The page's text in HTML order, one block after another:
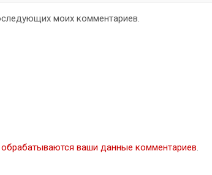
моих комментариев.
обрабатываются ваши данные комментариев.